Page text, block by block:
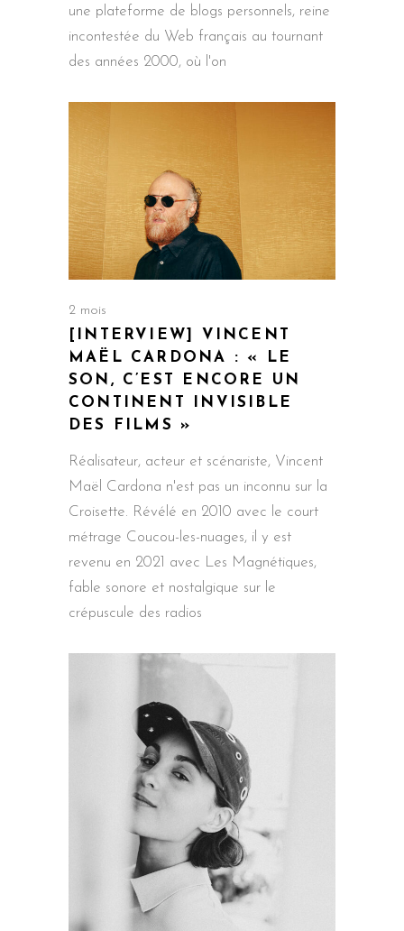
une plateforme de blogs personnels, reine
incontestée du Web français au tournant
des années 2000, où l'on
2 mois
[INTERVIEW] VINCENT
MAËL CARDONA : « LE
SON, C’EST ENCORE UN
CONTINENT INVISIBLE
DES FILMS »
Réalisateur, acteur et scénariste, Vincent
Maël Cardona n'est pas un inconnu sur la
Croisette. Révélé en 2010 avec le court
métrage Coucou-les-nuages, il y est
revenu en 2021 avec Les Magnétiques,
fable sonore et nostalgique sur le
crépuscule des radios